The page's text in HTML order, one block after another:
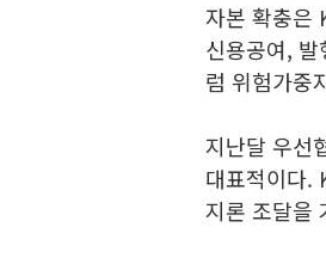
자본 확충은
신용공여,
럼 위험가중
지난달 우선
대표적이다.
지론 조달을